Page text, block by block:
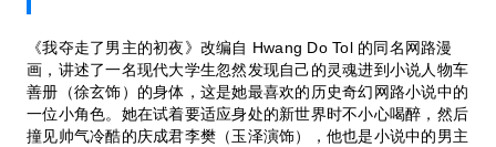
《我夺走了男主的初夜》改编自 Hwang Do Tol 的同名网路漫
画，讲述了一名现代大学生忽然发现自己的灵魂进到小说人物车
善册（徐玄饰）的身体，这是她最喜欢的历史奇幻网路小说中的
一位小角色。她在试着要适应身处的新世界时不小心喝醉，然后
撞见帅气冷酷的庆成君李樊（玉泽演饰），他也是小说中的男主